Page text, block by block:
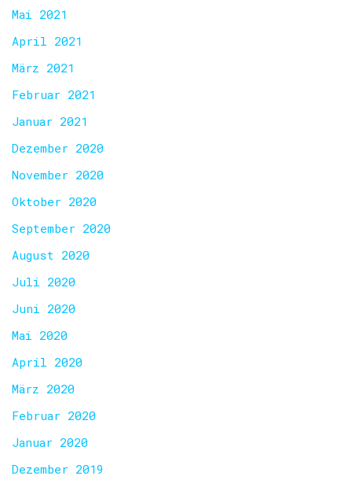
Mai 2021
April 2021
März 2021
Februar 2021
Januar 2021
Dezember 2020
November 2020
Oktober 2020
September 2020
August 2020
Juli 2020
Juni 2020
Mai 2020
April 2020
März 2020
Februar 2020
Januar 2020
Dezember 2019